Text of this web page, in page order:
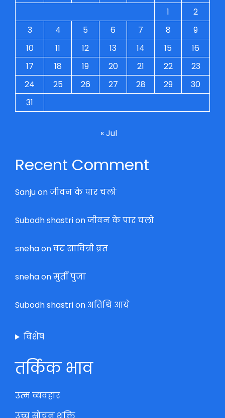
1
2
3
4 5 6 7 8
9
10
11 12 13 14 15
16
17
18 19 20 21 22
23
24
25 26 27 28 29
30
31
« Jul
Recent Comment
Sanjuonजीवन के पार चलो
Subodh shastrionजीवन के पार चलो
snehaonवट सावित्री व्रत
snehaonमुर्ती पुजा
Subodh shastrionअतिथि आये
विशेष
तर्किक भाव
उत्म व्यवहार